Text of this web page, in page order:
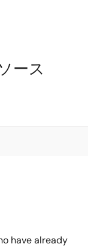
ース
have already